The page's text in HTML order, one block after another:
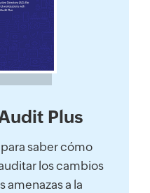
Plus
saber cómo
los cambios
amenazas a la